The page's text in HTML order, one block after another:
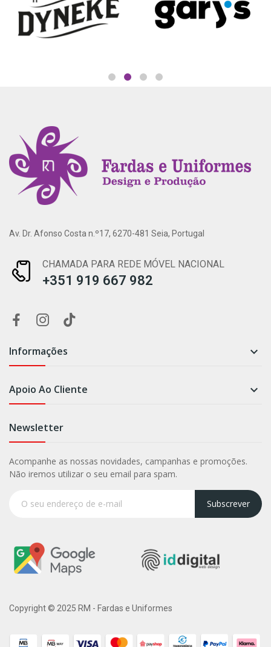
Av. Dr. Afonso Costa n.º17, 6270-481 Seia, Portugal
CHAMADA PARA REDE MÓVEL NACIONAL
+351 919 667 982
Informações 
Apoio Ao Cliente 
Newsletter
Acompanhe as nossas novidades, campanhas e promoções.
Não iremos utilizar o seu email para spam.
Subscrever
Copyright © 2025 RM - Fardas e Uniformes